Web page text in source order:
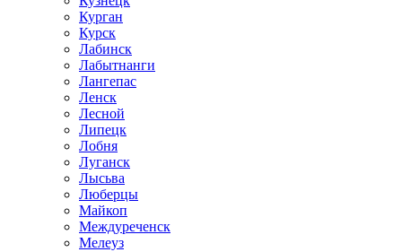
Курган
Курск
Лабинск
Лабытнанги
Лангепас
Ленск
Лесной
Липецк
Лобня
Луганск
Лысьва
Люберцы
Майкоп
Междуреченск
Мелеуз